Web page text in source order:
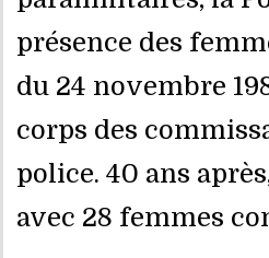
présence des
du 24 novembre
corps des
police. 40 ans
avec 28 femmes